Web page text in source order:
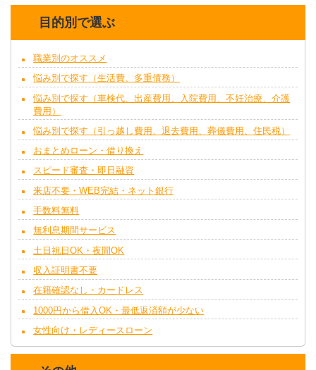
目的別で選ぶ
職業別のオススメ
悩み別で探す（生活費、多重債務）
悩み別で探す（車検代、出産費用、入院費用、不妊治療、介護
費用）
悩み別で探す（引っ越し費用、退去費用、葬儀費用、住民税）
おまとめローン・借り換え
スピード審査・即日融資
来店不要・WEB完結・ネット銀行
手数料無料
無利息期間サービス
土日祝日OK・夜間OK
収入証明書不要
在籍確認なし・カードレス
1000円から借入OK・最低返済額が少ない
女性向け・レディースローン